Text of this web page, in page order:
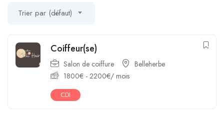
Trier par (défaut)
Coiffeur(se)
Salon de coiffure
Belleherbe
1800€ - 2200€/ mois
CDI